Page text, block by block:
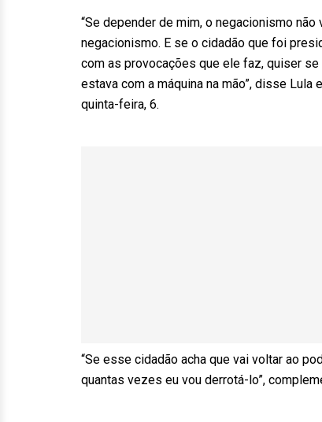
“Se depender de mim, o negacionismo
negacionismo. E se o cidadão que foi
com as provocações que ele faz, quiser
estava com a máquina na mão”, disse Lula
quinta-feira, 6.
“Se esse cidadão acha que vai voltar ao
quantas vezes eu vou derrotá-lo”,